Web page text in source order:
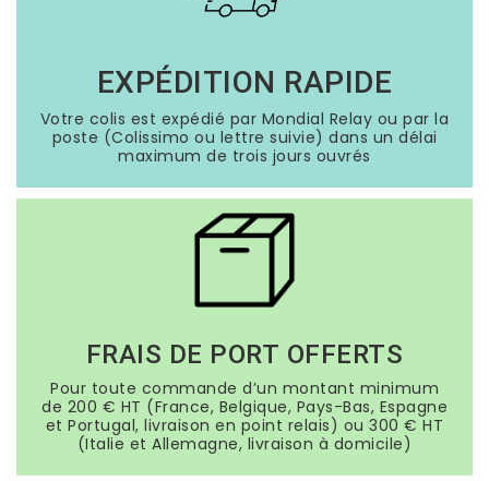
EXPÉDITION RAPIDE
Votre colis est expédié par Mondial Relay ou par la
poste (Colissimo ou lettre suivie) dans un délai
maximum de trois jours ouvrés
FRAIS DE PORT OFFERTS
Pour toute commande d’un montant minimum
de 200 € HT (France, Belgique, Pays-Bas, Espagne
et Portugal, livraison en point relais) ou 300 € HT
(Italie et Allemagne, livraison à domicile)